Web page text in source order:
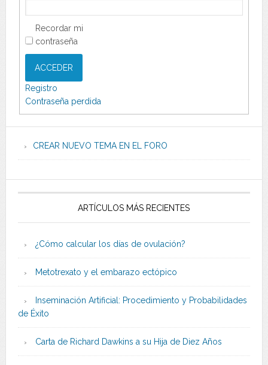
Recordar mi
contraseña
ACCEDER
Registro
Contraseña perdida
CREAR NUEVO TEMA EN EL FORO
ARTÍCULOS MÁS RECIENTES
¿Cómo calcular los días de ovulación?
Metotrexato y el embarazo ectópico
Inseminación Artificial: Procedimiento y Probabilidades
de Éxito
Carta de Richard Dawkins a su Hija de Diez Años